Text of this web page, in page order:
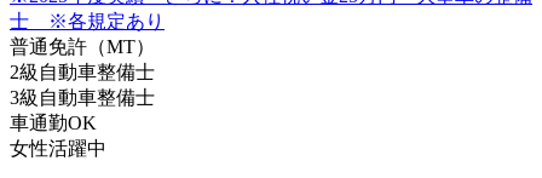
普通免許（MT）
2級自動車整備士
3級自動車整備士
車通勤OK
女性活躍中